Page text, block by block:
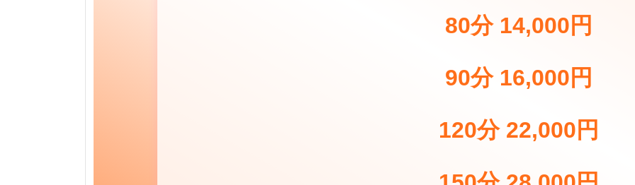
80分 14,000円
90分 16,000円
120分 22,000円